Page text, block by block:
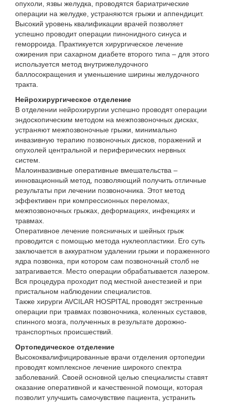
опухоли, язвы желудка, проводятся бариатрические
операции на желудке, устраняются грыжи и аппендицит.
Высокий уровень квалификации врачей позволяет
успешно проводит операции пинонидного синуса и
геморроида. Практикуется хирургическое лечение
ожирения при сахарном диабете второго типа – для этого
используется метод внутрижелудочного
баллосокращения и уменьшение ширины желудочного
тракта.
Нейрохирургическое отделение
В отделении нейрохирургии успешно проводят операции
эндоскопическим методом на межпозвоночных дисках,
устраняют межпозвоночные грыжи, минимально
инвазивную терапию позвоночных дисков, поражений и
опухолей центральной и периферических нервных
систем.
Малоинвазивные оперативные вмешательства –
инновационный метод, позволяющий получить отличные
результаты при лечении позвоночника. Этот метод
эффективен при компрессионных переломах,
межпозвоночных грыжах, деформациях, инфекциях и
травмах.
Оперативное лечение поясничных и шейных грыж
проводится с помощью метода нуклеопластики. Его суть
заключается в аккуратном удалении грыжи и пораженного
ядра позвонка, при котором сам позвоночный столб не
затрагивается. Место операции обрабатывается лазером.
Вся процедура проходит под местной анестезией и при
пристальном наблюдении специалистов.
Также хирурги AVCILAR HOSPITAL проводят экстренные
операции при травмах позвоночника, коленных суставов,
спинного мозга, полученных в результате дорожно-
транспортных происшествий.
Ортопедическое отделение
Высококвалифицированные врачи отделения ортопедии
проводят комплексное лечение широкого спектра
заболеваний. Своей основной целью специалисты ставят
оказание оперативной и качественной помощи, которая
позволит улучшить самочувствие пациента, устранить